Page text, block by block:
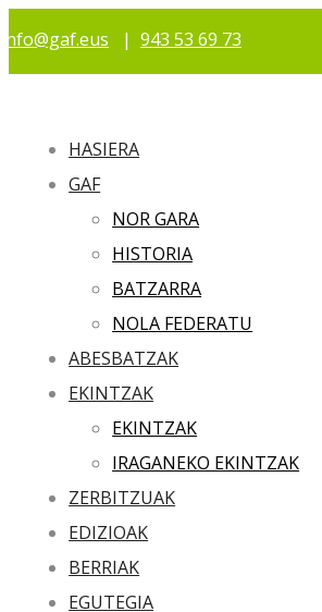
info@gaf.eus | 943 53 69 73
HASIERA
GAF
NOR GARA
HISTORIA
BATZARRA
NOLA FEDERATU
ABESBATZAK
EKINTZAK
EKINTZAK
IRAGANEKO EKINTZAK
ZERBITZUAK
EDIZIOAK
BERRIAK
EGUTEGIA